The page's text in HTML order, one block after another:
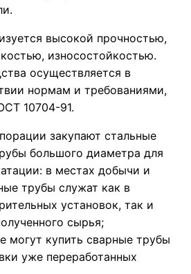
высокой прочностью,
износостойкостью.
осуществляется в
нормам и требованиями,
10704-91.
закупают стальные
большого диаметра для
в местах добычи и
трубы служат как в
установок, так и
сырья;
могут купить сварные трубы
уже переработанных